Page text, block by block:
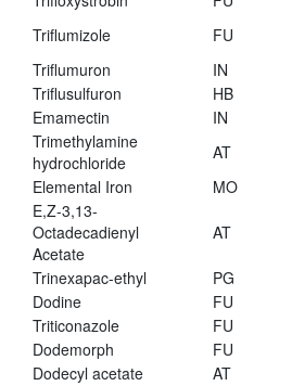
Triflumizole
FU
Triflumuron
IN
Triflusulfuron
HB
Emamectin
IN
Trimethylamine
hydrochloride
AT
Elemental Iron
MO
E,Z-3,13-
Octadecadienyl
Acetate
AT
Trinexapac-ethyl PG
Dodine
FU
Triticonazole
FU
Dodemorph
FU
Dodecyl acetate
AT